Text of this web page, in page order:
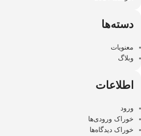
دسته‌ها
معنویات
وبلاگ
اطلاعات
ورود
خوراک ورودی‌ها
خوراک دیدگاه‌ها